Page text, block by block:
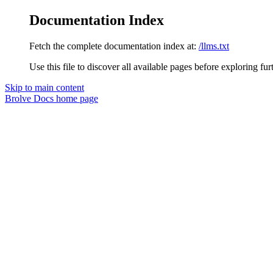
Documentation Index
Fetch the complete documentation index at: /llms.txt
Use this file to discover all available pages before exploring
Skip to main content
Brolve Docs home page